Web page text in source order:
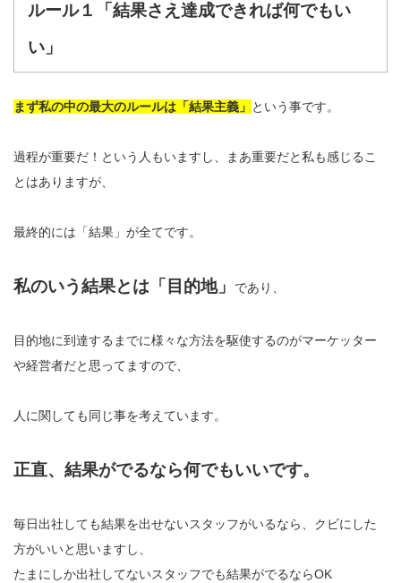
ルール１「結果さえ達成できれば何でもい
い」
まず私の中の最大のルールは「結果主義」 という事です。
過程が重要だ！という人もいますし、まあ重要だと私も感じるこ
とはありますが、
最終的には「結果」が全てです。
私のいう結果とは「目的地」 であり、
目的地に到達するまでに様々な方法を駆使するのがマーケッター
や経営者だと思ってますので、
人に関しても同じ事を考えています。
正直、結果がでるなら何でもいいです。
毎日出社しても結果を出せないスタッフがいるなら、クビにした
方がいいと思いますし、
たまにしか出社してないスタッフでも結果がでるならOK